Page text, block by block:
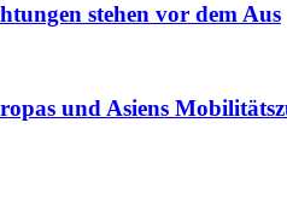
stehen vor dem Aus
und Asiens